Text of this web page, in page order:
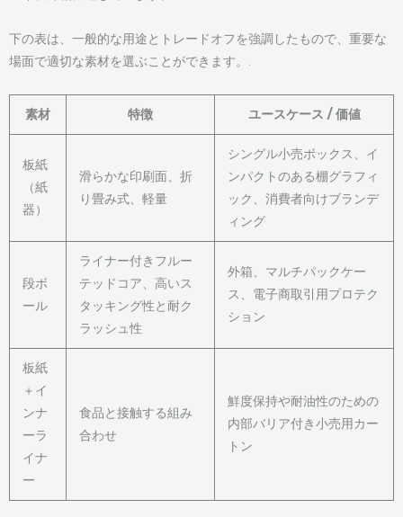
下の表は、一般的な用途とトレードオフを強調したもので、重要な
場面で適切な素材を選ぶことができます。.
素材 特徴 ユースケース / 価値
板紙
（紙
器）
滑らかな印刷面、折
り畳み式、軽量
シングル小売ボックス、イ
ンパクトのある棚グラフィ
ック、消費者向けブランデ
ィング
段ボ
ール
ライナー付きフルー
テッドコア、高いス
タッキング性と耐ク
ラッシュ性
外箱、マルチパックケー
ス、電子商取引用プロテク
ション
板紙
＋イ
ンナ
ーラ
イナ
ー
食品と接触する組み
合わせ
鮮度保持や耐油性のための
内部バリア付き小売用カー
トン